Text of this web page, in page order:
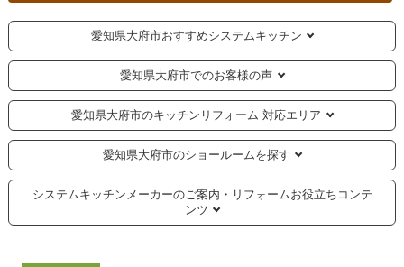
愛知県大府市おすすめシステムキッチン
愛知県大府市でのお客様の声
愛知県大府市のキッチンリフォーム 対応エリア
愛知県大府市のショールームを探す
システムキッチンメーカーのご案内・リフォームお役立ちコンテ
ンツ